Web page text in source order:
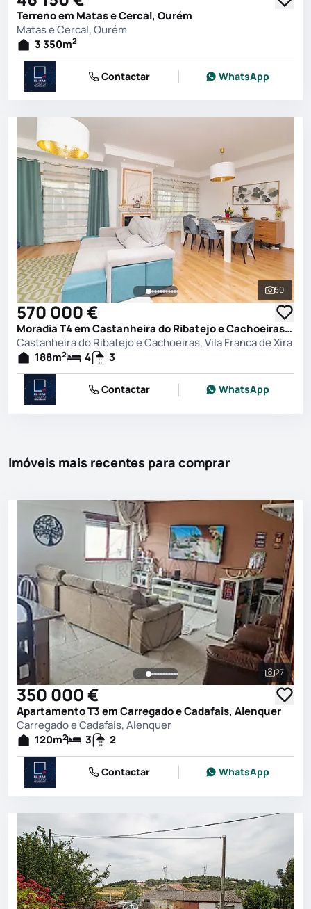
Terreno em Matas e Cercal, Ourém
Matas e Cercal, Ourém
3 350m2
Contactar WhatsApp
Ver
50
570 000 €
Moradia T4 em Castanheira do Ribatejo e Cachoeiras, Vila Franca de Xira
Castanheira do Ribatejo e Cachoeiras, Vila Franca de Xira
188m2 4 3
Contactar WhatsApp
Imóveis mais recentes para comprar
Ver
27
350 000 €
Apartamento T3 em Carregado e Cadafais, Alenquer
Carregado e Cadafais, Alenquer
120m2 3 2
Contactar WhatsApp